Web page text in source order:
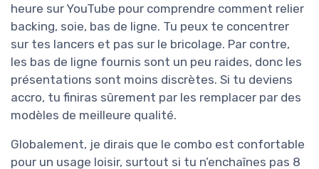
heure sur YouTube pour comprendre comment relier
backing, soie, bas de ligne. Tu peux te concentrer
sur tes lancers et pas sur le bricolage. Par contre,
les bas de ligne fournis sont un peu raides, donc les
présentations sont moins discrètes. Si tu deviens
accro, tu finiras sûrement par les remplacer par des
modèles de meilleure qualité.
Globalement, je dirais que le combo est confortable
pour un usage loisir, surtout si tu n’enchaînes pas 8